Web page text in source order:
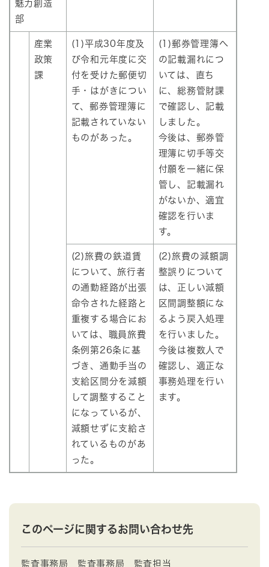
魅力創造
部
産業
政策
課
(1)平成30年度及
び令和元年度に交
付を受けた郵便切
手・はがきについ
て、郵券管理簿に
記載されていない
ものがあった。
(1)郵券管理簿へ
の記載漏れにつ
いては、直ち
に、総務管財課
で確認し、記載
しました。
今後は、郵券管
理簿に切手等交
付願を一緒に保
管し、記載漏れ
がないか、適宜
確認を行いま
す。
(2)旅費の鉄道賃
について、旅行者
の通勤経路が出張
命令された経路と
重複する場合にお
いては、職員旅費
条例第26条に基
づき、通勤手当の
支給区間分を減額
して調整すること
になっているが、
減額せずに支給さ
れているものがあ
った。
(2)旅費の減額調
整誤りについて
は、正しい減額
区間調整額にな
るよう戻入処理
を行いました。
今後は複数人で
確認し、適正な
事務処理を行い
ます。
このページに関するお問い合わせ先
監査事務局 監査事務局 監査担当